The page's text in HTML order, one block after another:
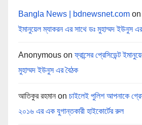
Bangla News | bdnewsnet.com
ইমানুয়েল ম্যাকরন এর সাথে ডঃ মুহাম্মদ ইউনুস
Anonymous onফ্রান্সের প্রেসিডেন্ট
মুহাম্মদ ইউনুস এর বৈঠক
আতিকুর রহমান on চাইলেই পুলিশ আপনাকে
২০১৬ এর এক যুগান্তকারী হাইকোর্টের রুল